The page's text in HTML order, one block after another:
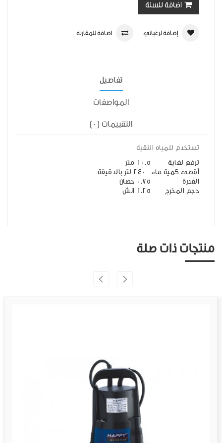
اضافة للسلة
إضافة لرغباتي اضافة للمقارنة
تفاصيل
المواصفات
التقييمات (0)
تستخدم للمياه النقية
ترفع لغاية
10.5 متر
أقصى كمية ماء
القدرة
0.75 حصان
حجم المخرج
1.25 انش
منتجات ذات صلة